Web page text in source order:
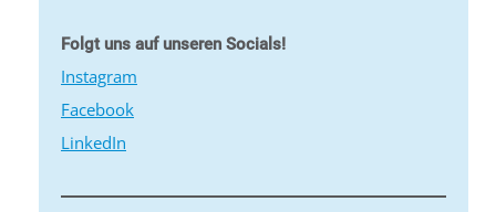
Folgt uns auf unseren Socials!
Instagram
Facebook
LinkedIn